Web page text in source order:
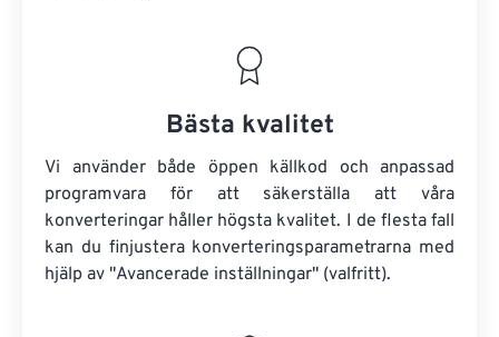
Bästa kvalitet
Vi använder både öppen källkod och anpassad
programvara för att säkerställa att våra
konverteringar håller högsta kvalitet. I de flesta fall
kan du finjustera konverteringsparametrarna med
hjälp av "Avancerade inställningar" (valfritt).